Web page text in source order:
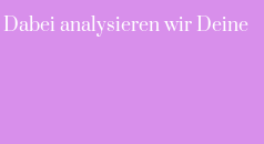
analysieren wir Deine